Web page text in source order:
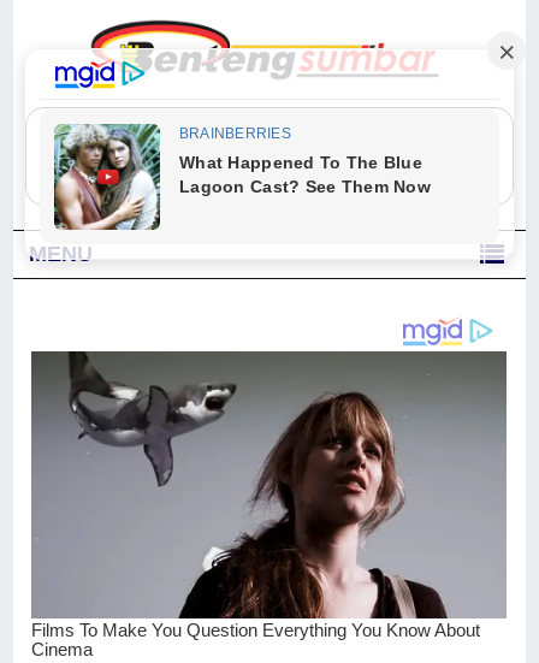
"Sesungguhnya Allah dan para malaikat-Nya berselawat untuk Nabi.
Wahai orang-orang yang beriman, berselawatlah kamu untuk Nabi dan
ucapkanlah salam dengan penuh penghormatan kepadanya." (Qs. Al
Ahzab Ayat 56)
MENU